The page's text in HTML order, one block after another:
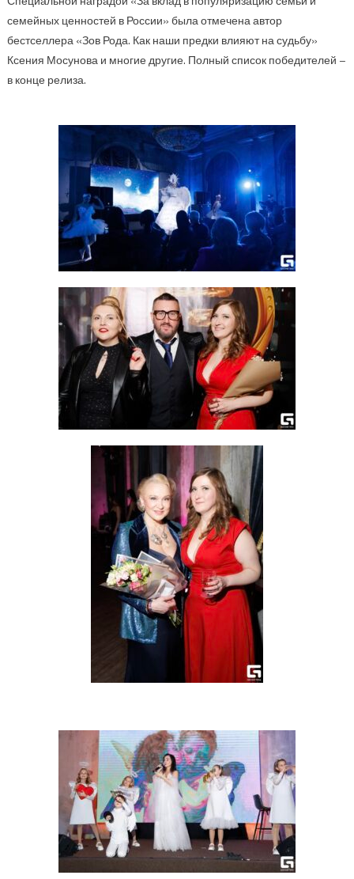
семейных ценностей в России» была отмечена автор
бестселлера «Зов Рода. Как наши предки влияют на судьбу»
Ксения Мосунова и многие другие. Полный список победителей –
в конце релиза.